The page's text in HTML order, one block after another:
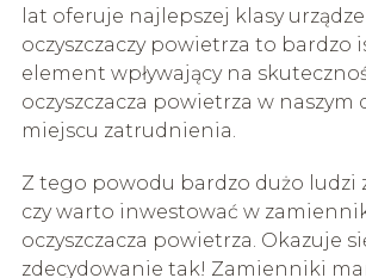
lat oferuje najlepszej klasy
oczyszczaczy powietrza to bardzo
element wpływający na
oczyszczacza powietrza w naszym
miejscu zatrudnienia.
Z tego powodu bardzo dużo ludzi
czy warto inwestować w
oczyszczacza powietrza. Okazuje
zdecydowanie tak! Zamienniki